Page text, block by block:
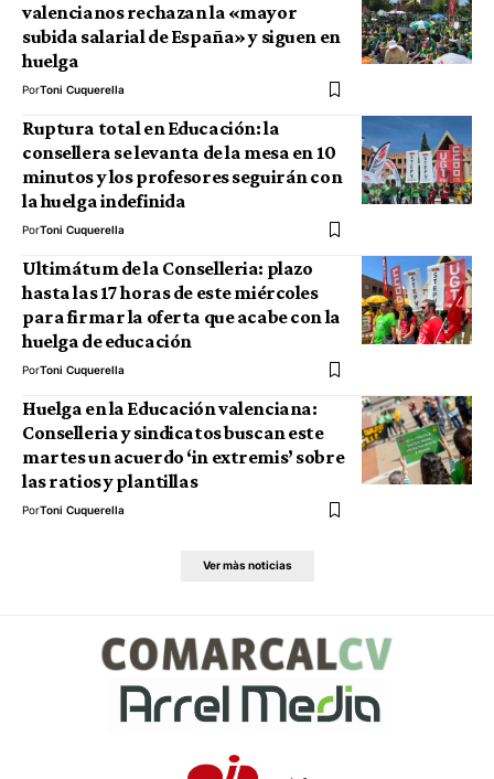
valencianos rechazan la «mayor
subida salarial de España» y siguen en
huelga
PorToni Cuquerella
Ruptura total en Educación: la
consellera se levanta de la mesa en 10
minutos y los profesores seguirán con
la huelga indefinida
PorToni Cuquerella
Ultimátum de la Conselleria: plazo
hasta las 17 horas de este miércoles
para firmar la oferta que acabe con la
huelga de educación
PorToni Cuquerella
Huelga en la Educación valenciana:
Conselleria y sindicatos buscan este
martes un acuerdo ‘in extremis’ sobre
las ratios y plantillas
PorToni Cuquerella
Ver màs noticias